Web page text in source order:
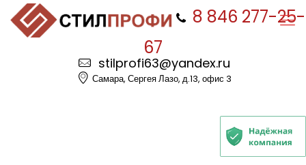
8 846 277-25-
67
stilprofi63@yandex.ru
Самара, Сергея Лазо, д.13, офис 3